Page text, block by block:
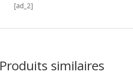
[ad_2]
Produits similaires